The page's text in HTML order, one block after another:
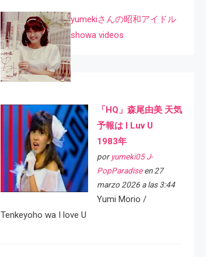
yumekiさんの昭和アイドル
showa videos
「HQ」森尾由美 天気
予報は I Luv U
1983年
por yumeki05 J-
PopParadiseen 27
marzo 2026 a las 3:44
Yumi Morio /
Tenkeyoho wa I love U